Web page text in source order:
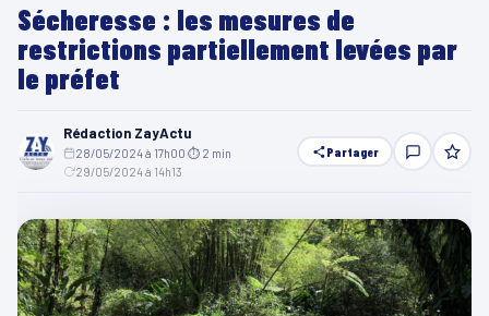
Sécheresse : les mesures de
restrictions partiellement levées par
le préfet
Rédaction ZayActu
28/05/2024 à 17h00 ⏱ 2 min
29/05/2024 à 14h13
Partager